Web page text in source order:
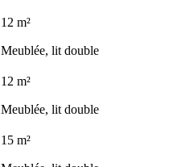
12 m²
Meublée, lit double
12 m²
Meublée, lit double
15 m²